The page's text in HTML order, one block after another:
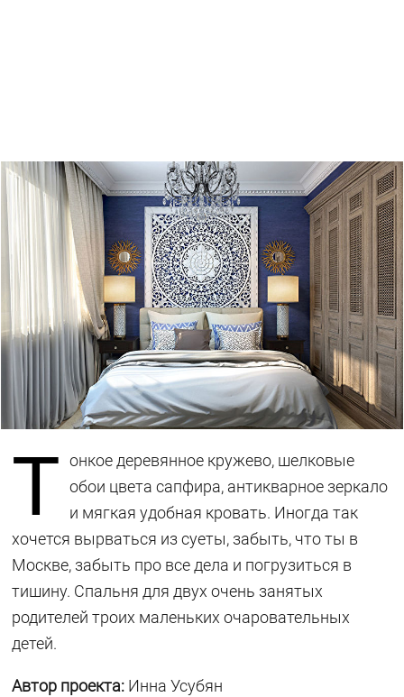
Т онкое деревянное кружево, шелковые
обои цвета сапфира, антикварное зеркало
и мягкая удобная кровать. Иногда так
хочется вырваться из суеты, забыть, что ты в
Москве, забыть про все дела и погрузиться в
тишину. Спальня для двух очень занятых
родителей троих маленьких очаровательных
детей.
Автор проекта: Инна Усубян